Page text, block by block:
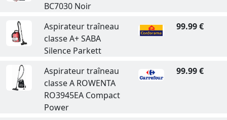
BC7030 Noir
Aspirateur traîneau
classe A+ SABA
Silence Parkett
99.99 €
Aspirateur traîneau
classe A ROWENTA
RO3945EA Compact
Power
99.99 €